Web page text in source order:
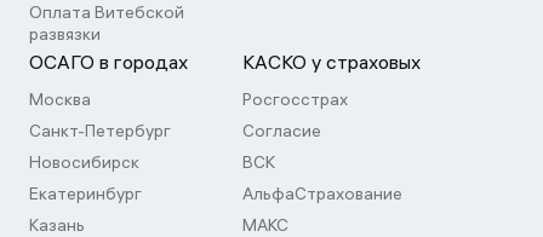
Оплата Витебской
развязки
ОСАГО в городах
Москва
Санкт-Петербург
Новосибирск
Екатеринбург
Казань
КАСКО у страховых
Росгосстрах
Согласие
ВСК
АльфаСтрахование
МАКС